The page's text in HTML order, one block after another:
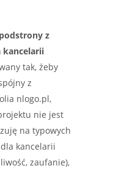
z
kancelarii
tak, żeby
z
nlogo.pl,
nie jest
na typowych
kancelarii
zaufanie),